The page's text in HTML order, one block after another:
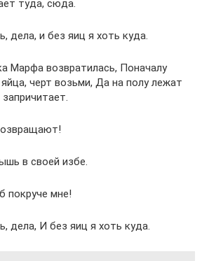
туда, сюда.
дела, и без яиц я хоть куда.
Марфа возвратилась, Поначалу
черт возьми, Да на полу лежат
в своей избе.
покруче мне!
дела, И без яиц я хоть куда.